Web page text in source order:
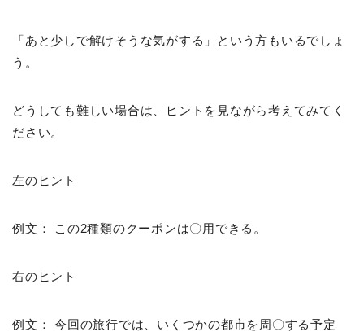
「あと少しで解けそうな気がする」という方もいるでしょ
う。
どうしても難しい場合は、ヒントを見ながら考えてみてく
ださい。
左のヒント
例文： この2種類のクーポンは〇用できる。
右のヒント
例文： 今回の旅行では、いくつかの都市を周〇する予定